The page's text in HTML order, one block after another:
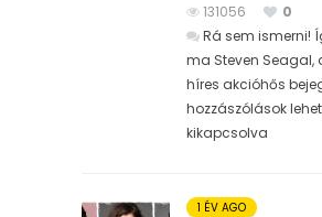
131056
0
Rá sem ismerni!
ma Steven Seagal,
híres akcióhős
hozzászólások
kikapcsolva
1 ÉV AGO